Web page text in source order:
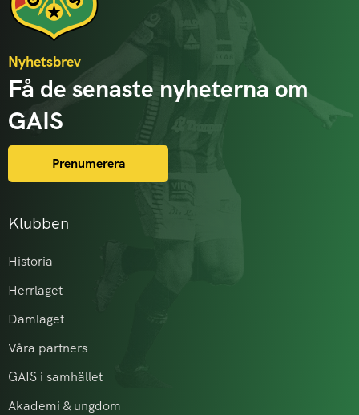
Klubben
Historia
Herrlaget
Damlaget
Våra partners
GAIS i samhället
Akademi & ungdom
Nyhetsbrev
Få de senaste nyheterna om
GAIS
Prenumerera